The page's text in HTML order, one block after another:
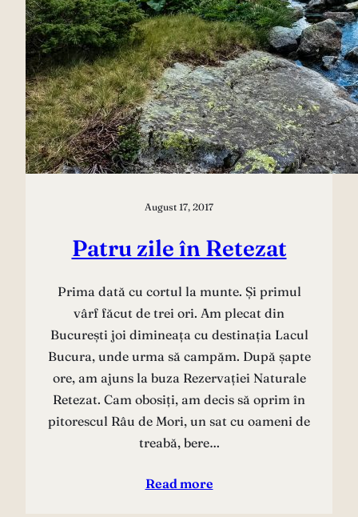
August 17, 2017
Patru zile în Retezat
Prima dată cu cortul la munte. Și primul
vârf făcut de trei ori. Am plecat din
București joi dimineața cu destinația Lacul
Bucura, unde urma să campăm. După șapte
ore, am ajuns la buza Rezervației Naturale
Retezat. Cam obosiți, am decis să oprim în
pitorescul Râu de Mori, un sat cu oameni de
treabă, bere…
Read more